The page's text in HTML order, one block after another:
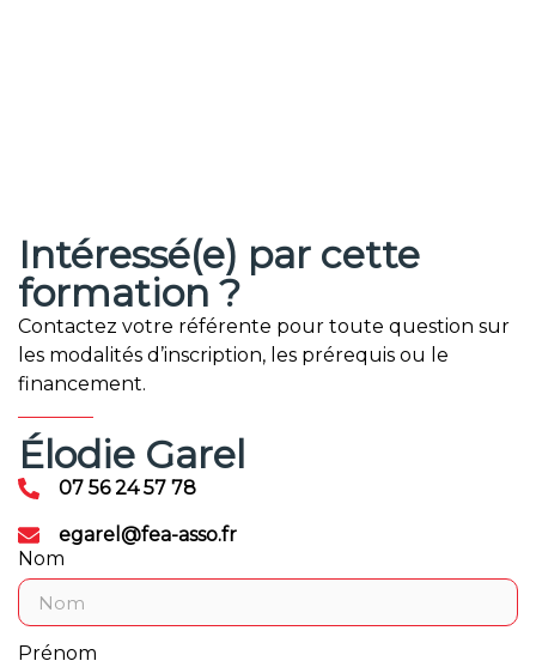
Intéressé(e) par cette
formation ?
Contactez votre référente pour toute question sur
les modalités d’inscription, les prérequis ou le
financement.
Élodie Garel
07 56 24 57 78
egarel@fea-asso.fr
Nom
Prénom